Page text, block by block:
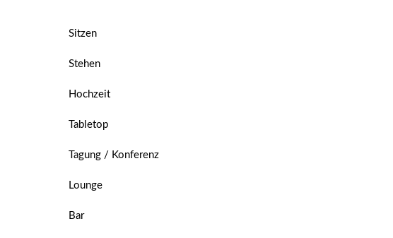
Sitzen
Stehen
Hochzeit
Tabletop
Tagung / Konferenz
Lounge
Bar